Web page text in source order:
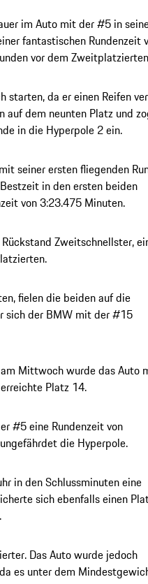
im Auto mit der #5 in
fantastischen Rundenzeit
vor dem
starten, da er einen Reifen
auf dem neunten Platz und
in die Hyperpole 2 ein.
seiner ersten fliegenden
in den ersten beiden
von 3:23.475 Minuten.
Zweitschnellster,
fielen die beiden auf die
sich der BMW mit der #15
Mittwoch wurde das Auto
Platz 14.
#5 eine Rundenzeit von
die Hyperpole.
in den Schlussminuten eine
sich ebenfalls einen
Das Auto wurde jedoch
es unter dem